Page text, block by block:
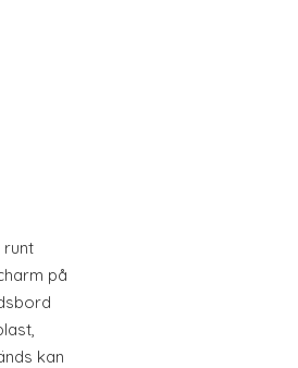
runt
på
kan